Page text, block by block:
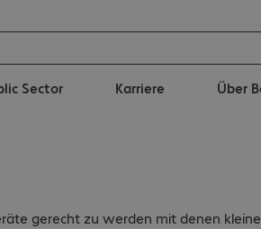
Sector Karriere Über
gerecht zu werden mit denen